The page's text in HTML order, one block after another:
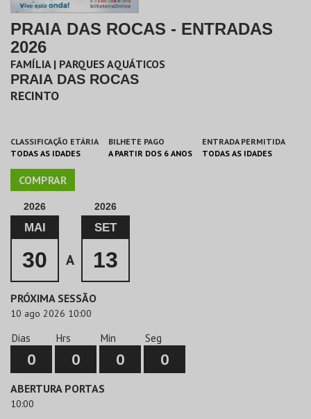
PRAIA DAS ROCAS - ENTRADAS
2026
FAMÍLIA | PARQUES AQUÁTICOS
PRAIA DAS ROCAS
RECINTO
CLASSIFICAÇÃO ETÁRIA
TODAS AS IDADES
BILHETE PAGO
A PARTIR DOS 6 ANOS
ENTRADA PERMITIDA
TODAS AS IDADES
COMPRAR
2026
MAI
30 A
2026
SET
13
PRÓXIMA SESSÃO
10 ago 2026 10:00
Dias
0
Hrs
0
Min
0
Seg
0
ABERTURA PORTAS
10:00